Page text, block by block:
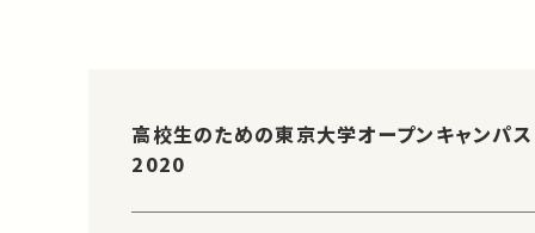
高校生のための東京大学オープンキャンパス
2020